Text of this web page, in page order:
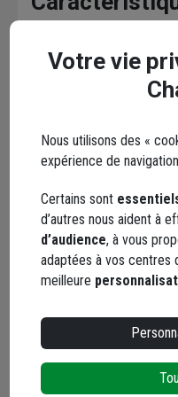
En complément
Règle à dresser les
Votre vie
Nous utilisons des «
expérience de
Certains sont
d’autres nous aident à
d’audience, à vous
adaptées à vos centres
meilleure